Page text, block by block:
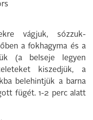
vágjuk, sózzuk-
a fokhagyma és a
(a belseje legyen
kiszedjük, a
belehintjük a barna
fügét. 1-2 perc alatt